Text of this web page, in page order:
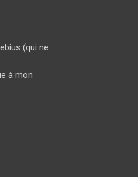
(qui ne
à mon